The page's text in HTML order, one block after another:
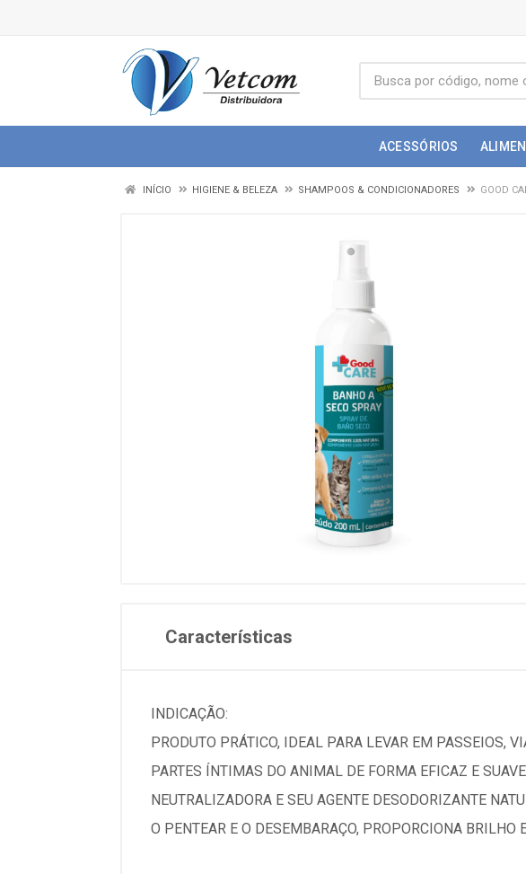
ACESSÓRIOS
INÍCIO HIGIENE & BELEZA SHAMPOOS & CONDICIONADORES GOOD
Características
INDICAÇÃO:
PRODUTO PRÁTICO, IDEAL PARA LEVAR EM PASSEIOS,
PARTES ÍNTIMAS DO ANIMAL DE FORMA EFICAZ E
NEUTRALIZADORA E SEU AGENTE DESODORIZANTE
O PENTEAR E O DESEMBARAÇO, PROPORCIONA BRILHO